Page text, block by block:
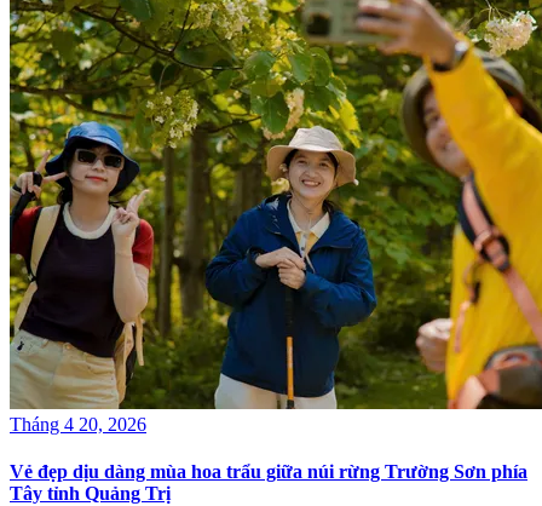
Tháng 4 20, 2026
Vẻ đẹp dịu dàng mùa hoa trẩu giữa núi rừng Trường Sơn phía
Tây tỉnh Quảng Trị